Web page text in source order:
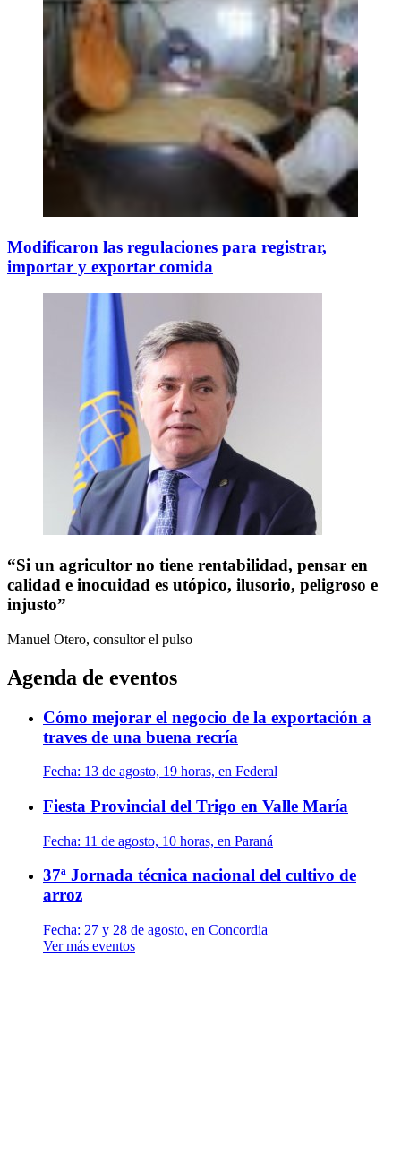
Modificaron las regulaciones para registrar,
importar y exportar comida
“Si un agricultor no tiene rentabilidad, pensar en
calidad e inocuidad es utópico, ilusorio, peligroso e
injusto”
Manuel Otero, consultor el pulso
Agenda de eventos
Cómo mejorar el negocio de la exportación a
traves de una buena recría
Fecha: 13 de agosto, 19 horas, en Federal
Fiesta Provincial del Trigo en Valle María
Fecha: 11 de agosto, 10 horas, en Paraná
37ª Jornada técnica nacional del cultivo de
arroz
Fecha: 27 y 28 de agosto, en Concordia
Ver más eventos